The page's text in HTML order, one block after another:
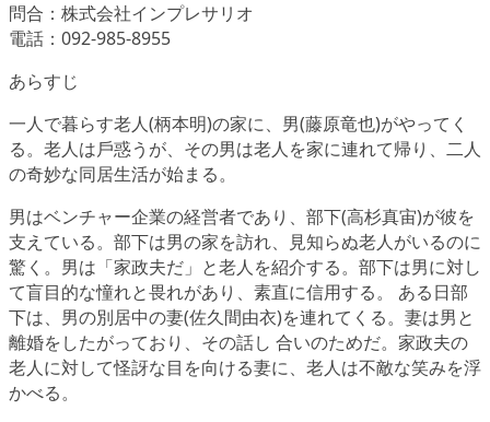
問合：株式会社インプレサリオ
電話：092-985-8955
あらすじ
一人で暮らす老人(柄本明)の家に、男(藤原⻯也)がやってく
る。老人は戶惑うが、その男は老人を家に連れて帰り、二人
の奇妙な同居生活が始まる。
男はベンチャー企業の経営者であり、部下(高杉真宙)が彼を
支えている。部下は男の家を訪れ、見知らぬ老人がいるのに
驚く。男は「家政夫だ」と老人を紹介する。部下は男に対し
て盲目的な憧れと畏れがあり、素直に信用する。 ある日部
下は、男の別居中の妻(佐久間由衣)を連れてくる。妻は男と
離婚をしたがっており、その話し 合いのためだ。家政夫の
老人に対して怪訝な目を向ける妻に、老人は不敵な笑みを浮
かべる。